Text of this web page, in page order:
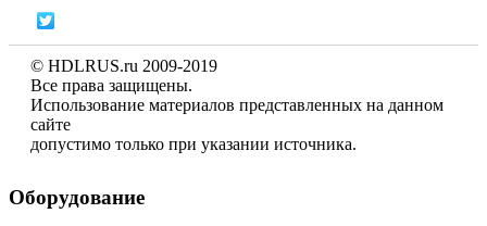
© HDLRUS.ru 2009-2019
Все права защищены.
Использование материалов представленных на данном
сайте
допустимо только при указании источника.
Оборудование